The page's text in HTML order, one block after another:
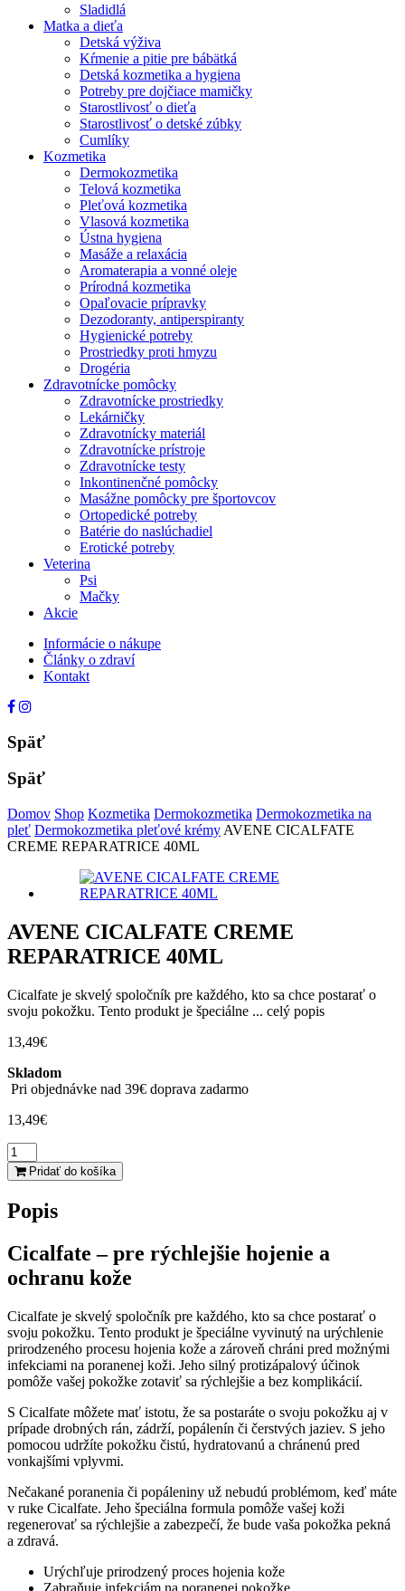
Sladidlá
Matka a dieťa
Detská výživa
Kŕmenie a pitie pre bábätká
Detská kozmetika a hygiena
Potreby pre dojčiace mamičky
Starostlivosť o dieťa
Starostlivosť o detské zúbky
Cumlíky
Kozmetika
Dermokozmetika
Telová kozmetika
Pleťová kozmetika
Vlasová kozmetika
Ústna hygiena
Masáže a relaxácia
Aromaterapia a vonné oleje
Prírodná kozmetika
Opaľovacie prípravky
Dezodoranty, antiperspiranty
Hygienické potreby
Prostriedky proti hmyzu
Drogéria
Zdravotnícke pomôcky
Zdravotnícke prostriedky
Lekárničky
Zdravotnícky materiál
Zdravotnícke prístroje
Zdravotnícke testy
Inkontinenčné pomôcky
Masážne pomôcky pre športovcov
Ortopedické potreby
Batérie do naslúchadiel
Erotické potreby
Veterina
Psi
Mačky
Akcie
Informácie o nákupe
Články o zdraví
Kontakt
Späť
Späť
Domov Shop Kozmetika Dermokozmetika Dermokozmetika na
pleť Dermokozmetika pleťové krémy AVENE CICALFATE
CREME REPARATRICE 40ML
AVENE CICALFATE CREME
REPARATRICE 40ML
Cicalfate je skvelý spoločník pre každého, kto sa chce postarať o
svoju pokožku. Tento produkt je špeciálne ... celý popis
13,49€
Skladom
Pri objednávke nad 39€ doprava zadarmo
13,49€
množstvo
AVENE
CICALFATE
REPARATRICE
Pridať do košíka
Popis
Cicalfate – pre rýchlejšie hojenie a
ochranu kože
Cicalfate je skvelý spoločník pre každého, kto sa chce postarať o
svoju pokožku. Tento produkt je špeciálne vyvinutý na urýchlenie
prirodzeného procesu hojenia kože a zároveň chráni pred možnými
infekciami na poranenej koži. Jeho silný protizápalový účinok
pomôže vašej pokožke zotaviť sa rýchlejšie a bez komplikácií.
S Cicalfate môžete mať istotu, že sa postaráte o svoju pokožku aj v
prípade drobných rán, zádrží, popálenín či čerstvých jaziev. S jeho
pomocou udržíte pokožku čistú, hydratovanú a chránenú pred
vonkajšími vplyvmi.
Nečakané poranenia či popáleniny už nebudú problémom, keď máte
v ruke Cicalfate. Jeho špeciálna formula pomôže vašej koži
regenerovať sa rýchlejšie a zabezpečí, že bude vaša pokožka pekná
a zdravá.
Urýchľuje prirodzený proces hojenia kože
Zabraňuje infekciám na poranenej pokožke